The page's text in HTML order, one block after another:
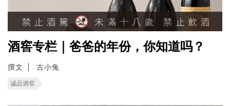
酒窖专栏｜爸爸的年份，你知道吗？
撰文 古小兔
诚品酒窖